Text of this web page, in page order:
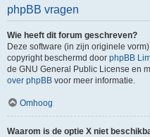
phpBB vragen
Wie heeft dit forum geschreven?
Deze software (in zijn originele
copyright beschermd door phpBB
de GNU General Public License en
over phpBB voor meer informatie.
Omhoog
Waarom is de optie X niet